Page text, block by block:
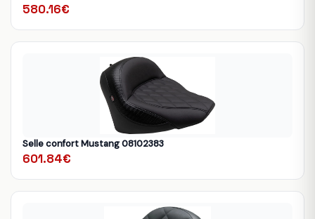
580.16€
Selle confort Mustang 08102383
601.84€